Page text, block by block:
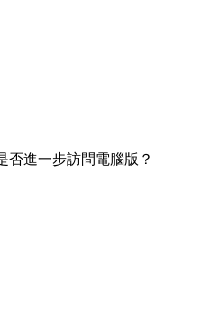
否進一步訪問電腦版？